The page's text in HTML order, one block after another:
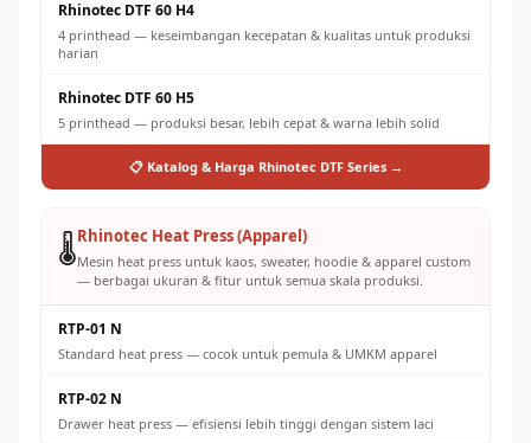
Rhinotec DTF 60 H4
4 printhead — keseimbangan kecepatan & kualitas untuk produksi
harian
Rhinotec DTF 60 H5
5 printhead — produksi besar, lebih cepat & warna lebih solid
📋 Katalog & Harga Rhinotec DTF Series →
🌡️Rhinotec Heat Press (Apparel)
Mesin heat press untuk kaos, sweater, hoodie & apparel custom
— berbagai ukuran & fitur untuk semua skala produksi.
RTP-01 N
Standard heat press — cocok untuk pemula & UMKM apparel
RTP-02 N
Drawer heat press — efisiensi lebih tinggi dengan sistem laci